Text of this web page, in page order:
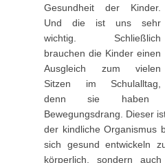
t
e
d
o
n
2
.
J
u
l
Gesundheit der Kinder.
Und die ist uns sehr
wichtig. Schließlich
brauchen die Kinder einen
Ausgleich zum vielen
Sitzen im Schulalltag,
denn sie haben
Bewegungsdrang. Dieser
der kindliche Organismus
sich gesund entwickeln
körperlich, sondern